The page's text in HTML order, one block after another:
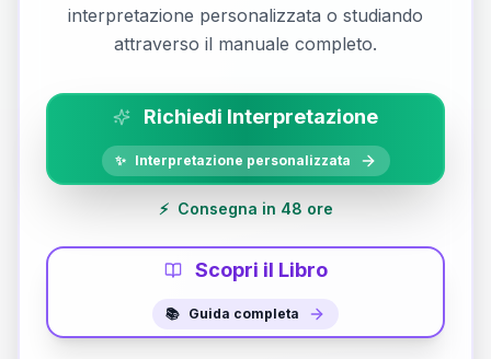
interpretazione personalizzata o studiando
attraverso il manuale completo.
Richiedi Interpretazione
✨ Interpretazione personalizzata
⚡ Consegna in 48 ore
Scopri il Libro
📚 Guida completa